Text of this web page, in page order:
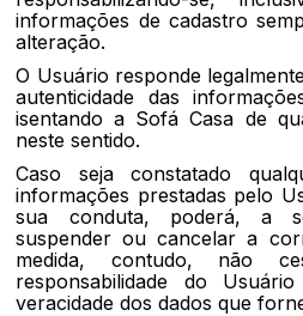
informações de cadastro
alteração.
O Usuário responde
autenticidade das
isentando a Sofá Casa de
neste sentido.
Caso seja constatado
informações prestadas pelo
sua conduta, poderá, a
suspender ou cancelar a
medida, contudo, não
responsabilidade do
veracidade dos dados que